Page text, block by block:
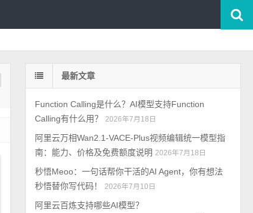
最新文章
Function Calling是什么？AI模型支持Function
Calling有什么用？
2026年7月18日
阿里云万相Wan2.1-VACE-Plus视频编辑统一模型指
南：能力、价格及免费额度说明 2026年7月18日
秒悟Meoo：一句话帮你干活的AI Agent，你有想法
秒悟替你写代码！
2026年7月10日
阿里云百炼支持哪些AI模型？